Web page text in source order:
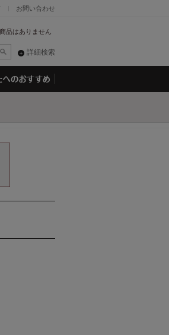
お問い合わせ
品はありません
詳細検索